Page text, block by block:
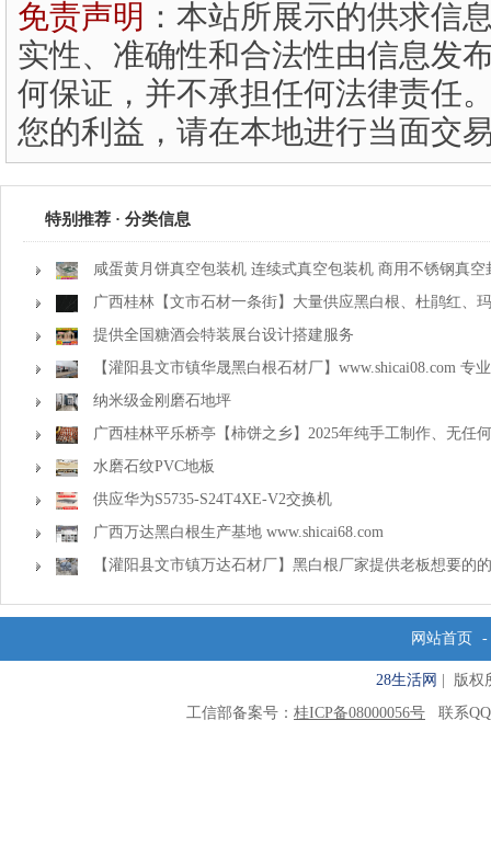
免责声明 ：本站所展示的供求信
实性、准确性和合法性由信息发
何保证，并不承担任何法律责任
您的利益，请在本地进行当面交
特别推荐 · 分类信息
咸蛋黄月饼真空包装机 连续式真空包装机 商用不锈钢真空
广西桂林【文市石材一条街】大量供应黑白根、杜鹃红、
花、霸王花、木纹石等产品
提供全国糖酒会特装展台设计搭建服务
【灌阳县文市镇华晟黑白根石材厂】www.shicai08.com 专
金镶玉等纳米级金刚磨石地坪
广西桂林平乐桥亭【柿饼之乡】2025年纯手工制作、无任
准备上市了，欢迎联系订购！
水磨石纹PVC地板
供应华为S5735-S24T4XE-V2交换机
广西万达黑白根生产基地 www.shicai68.com
【灌阳县文市镇万达石材厂】黑白根厂家提供老板想要的
网站首页 -
28生活网
| 版权
工信部备案号： 桂ICP备08000056号 联系